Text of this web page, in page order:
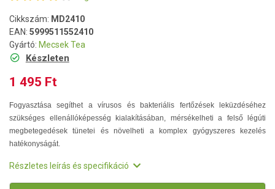
Cikkszám: MD2410
EAN: 5999511552410
Gyártó: Mecsek Tea
Készleten
1 495 Ft
Fogyasztása segíthet a vírusos és bakteriális fertőzések leküzdéséhez
szükséges ellenállóképesség kialakításában, mérsékelheti a felső légúti
megbetegedések tünetei és növelheti a komplex gyógyszeres kezelés
hatékonyságát.
Részletes leírás és specifikáció